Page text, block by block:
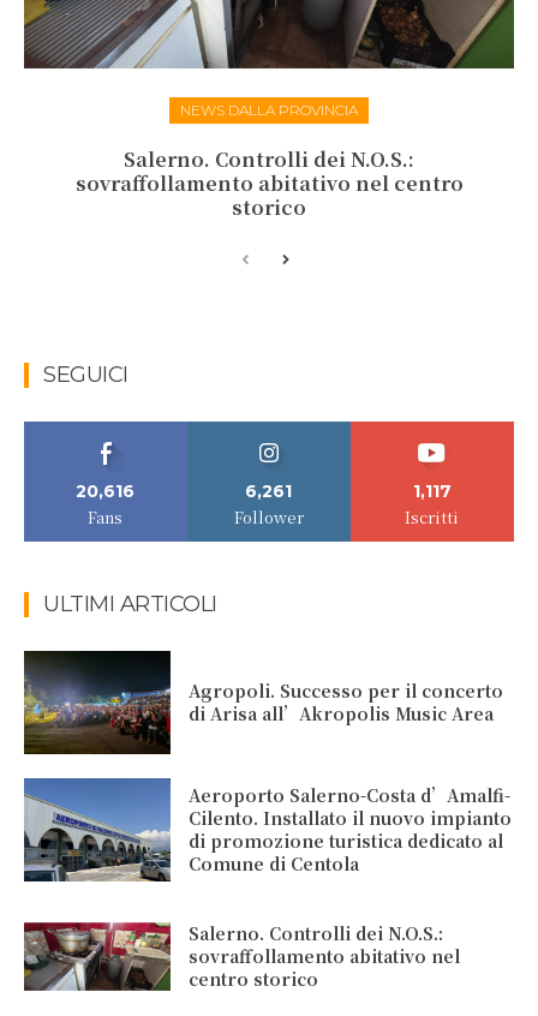
NEWS DALLA PROVINCIA
Salerno. Controlli dei N.O.S.:
sovraffollamento abitativo nel centro
storico
SEGUICI
20,616
Fans
6,261
Follower
1,117
Iscritti
ULTIMI ARTICOLI
Agropoli. Successo per il concerto
di Arisa all’Akropolis Music Area
Aeroporto Salerno-Costa d’Amalfi-
Cilento. Installato il nuovo impianto
di promozione turistica dedicato al
Comune di Centola
Salerno. Controlli dei N.O.S.:
sovraffollamento abitativo nel
centro storico